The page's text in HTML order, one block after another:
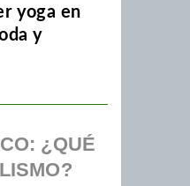
yoga en
y
¿QUÉ